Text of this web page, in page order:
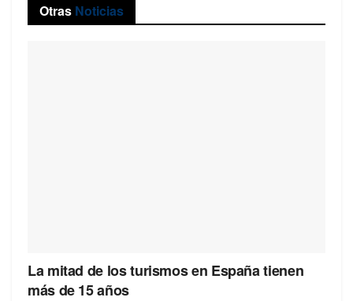
Otras Noticias
La mitad de los turismos en España tienen
más de 15 años